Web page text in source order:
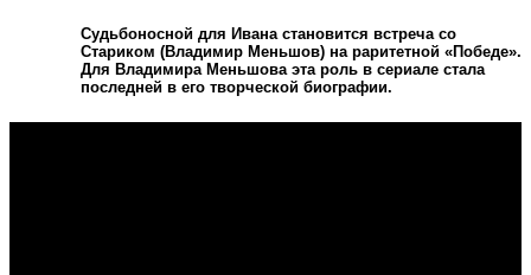
Судьбоносной для Ивана становится встреча со
Стариком (Владимир Меньшов) на раритетной «Победе».
Для Владимира Меньшова эта роль в сериале стала
последней в его творческой биографии.